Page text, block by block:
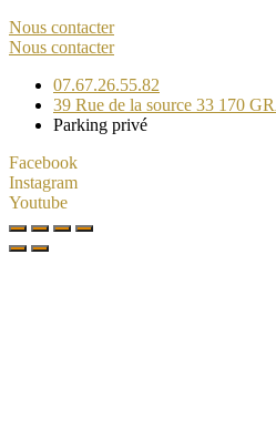
Nous contacter
Nous contacter
07.67.26.55.82
39 Rue de la source 33 170
Parking privé
Facebook
Instagram
Youtube